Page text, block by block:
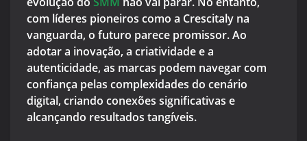
com líderes pioneiros como a Crescitaly na
vanguarda, o futuro parece promissor. Ao
adotar a inovação, a criatividade e a
autenticidade, as marcas podem navegar com
confiança pelas complexidades do cenário
digital, criando conexões significativas e
alcançando resultados tangíveis.